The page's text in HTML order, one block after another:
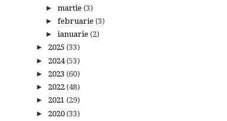
► martie (3)
► februarie (3)
► ianuarie (2)
► 2025 (33)
► 2024(53)
► 2023 (60)
► 2022 (48)
► 2021 (29)
► 2020 (33)